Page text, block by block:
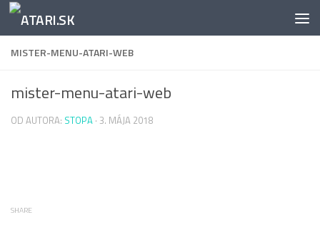
Preskočiť na obsah
MISTER-MENU-ATARI-WEB
mister-menu-atari-web
OD AUTORA: STOPA · 3. MÁJA 2018
SHARE